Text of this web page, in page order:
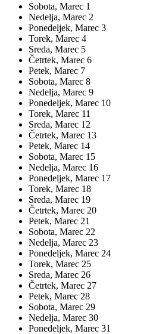
Sobota, Marec 1
Nedelja, Marec 2
Ponedeljek, Marec 3
Torek, Marec 4
Sreda, Marec 5
Četrtek, Marec 6
Petek, Marec 7
Sobota, Marec 8
Nedelja, Marec 9
Ponedeljek, Marec 10
Torek, Marec 11
Sreda, Marec 12
Četrtek, Marec 13
Petek, Marec 14
Sobota, Marec 15
Nedelja, Marec 16
Ponedeljek, Marec 17
Torek, Marec 18
Sreda, Marec 19
Četrtek, Marec 20
Petek, Marec 21
Sobota, Marec 22
Nedelja, Marec 23
Ponedeljek, Marec 24
Torek, Marec 25
Sreda, Marec 26
Četrtek, Marec 27
Petek, Marec 28
Sobota, Marec 29
Nedelja, Marec 30
Ponedeljek, Marec 31